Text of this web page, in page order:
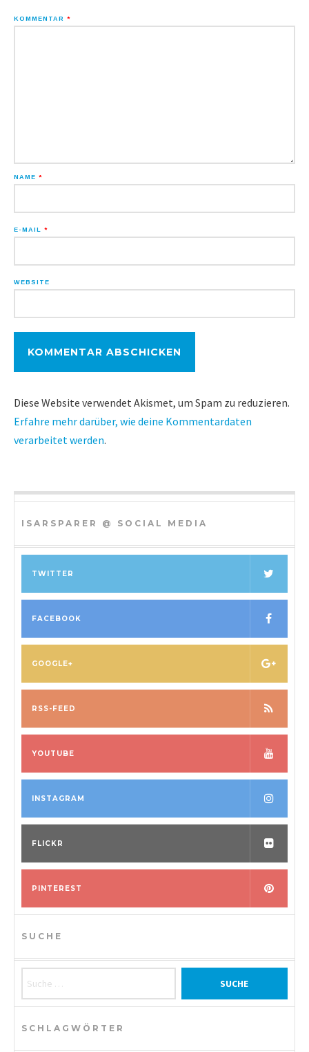
KOMMENTAR *
NAME *
E-MAIL *
WEBSITE
Diese Website verwendet Akismet, um Spam zu reduzieren.
Erfahre mehr darüber, wie deine Kommentardaten
verarbeitet werden.
ISARSPARER @ SOCIAL MEDIA
TWITTER
FACEBOOK
GOOGLE+
RSS-FEED
YOUTUBE
INSTAGRAM
FLICKR
PINTEREST
SUCHE
SCHLAGWÖRTER